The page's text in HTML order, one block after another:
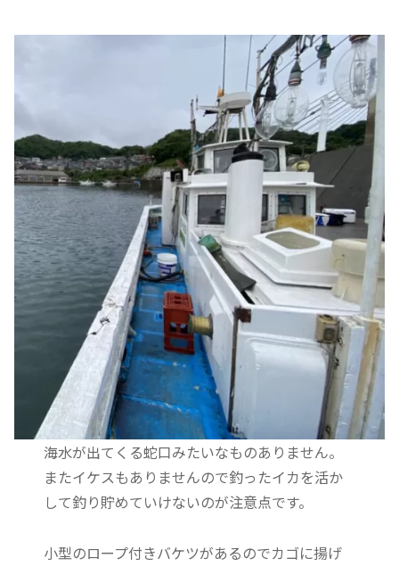
海水が出てくる蛇口みたいなものありません。
またイケスもありませんので釣ったイカを活か
して釣り貯めていけないのが注意点です。
小型のロープ付きバケツがあるのでカゴに揚げ